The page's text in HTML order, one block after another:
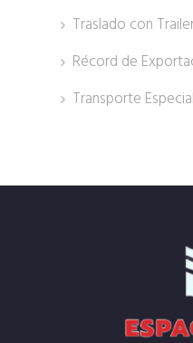
Traslado con
Récord de
Transporte Especial